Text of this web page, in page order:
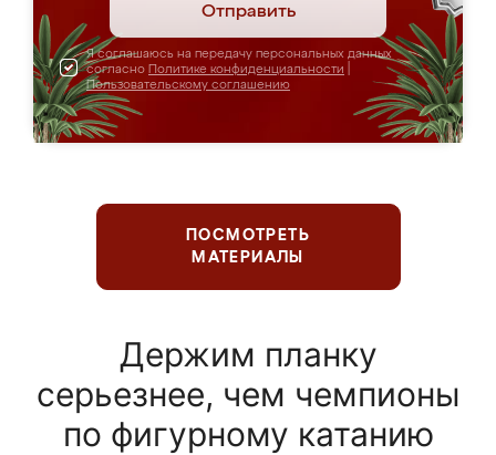
Отправить
Я соглашаюсь на передачу персональных данных
согласно Политике конфиденциальности
Пользовательскому соглашению
ПОСМОТРЕТЬ
МАТЕРИАЛЫ
Держим планку
серьезнее, чем чемпионы
по фигурному катанию